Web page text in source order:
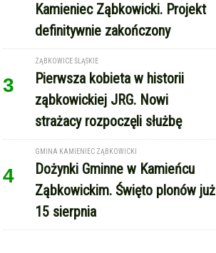
Kamieniec Ząbkowicki. Projekt
definitywnie zakończony
3
ZĄBKOWICE ŚLĄSKIE
Pierwsza kobieta w historii
ząbkowickiej JRG. Nowi
strażacy rozpoczęli służbę
4
GMINA KAMIENIEC ZĄBKOWICKI
Dożynki Gminne w Kamieńcu
Ząbkowickim. Święto plonów już
15 sierpnia